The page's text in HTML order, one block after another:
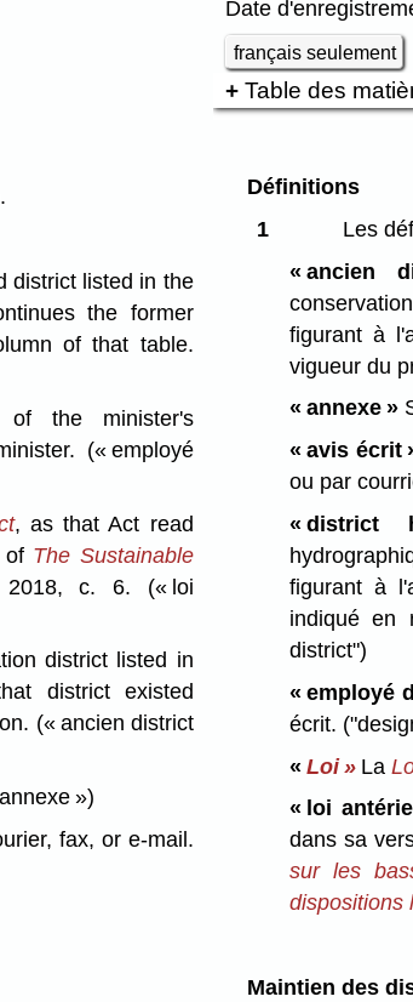
Date
français seulement
Table des
district listed in the
the former
of that table.
the minister's
(« employé
, as that Act read
of The Sustainable
c. 6. (« loi
district listed in
district existed
(« ancien district
»)
fax, or e-mail.
Définitions
1
Les
« ancien
figurant à
vigueur du
« annexe »
« avis écrit
ou par
« district
figurant à
indiqué en
district")
« employé
écrit.
« Loi »La
« loi
dans sa
sur les
dispositions
Maintien des